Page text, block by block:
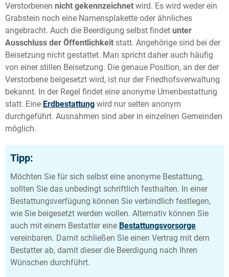
Verstorbenen nicht gekennzeichnet wird. Es wird weder ein
Grabstein noch eine Namensplakette oder ähnliches
angebracht. Auch die Beerdigung selbst findet unter
Ausschluss der Öffentlichkeit statt. Angehörige sind bei der
Beisetzung nicht gestattet. Man spricht daher auch häufig
von einer stillen Beisetzung. Die genaue Position, an der der
Verstorbene beigesetzt wird, ist nur der Friedhofsverwaltung
bekannt. In der Regel findet eine anonyme Urnenbestattung
statt. Eine Erdbestattung wird nur selten anonym
durchgeführt. Ausnahmen sind aber in einzelnen Gemeinden
möglich.
Tipp:
Möchten Sie für sich selbst eine anonyme Bestattung,
sollten Sie das unbedingt schriftlich festhalten. In einer
Bestattungsverfügung können Sie verbindlich festlegen,
wie Sie beigesetzt werden wollen. Alternativ können Sie
auch mit einem Bestatter eine Bestattungsvorsorge
vereinbaren. Damit schließen Sie einen Vertrag mit dem
Bestatter ab, damit dieser die Beerdigung nach Ihren
Wünschen durchführt.